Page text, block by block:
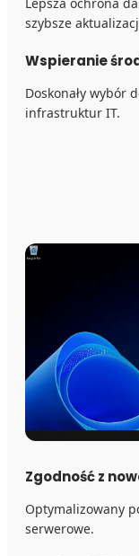
szybsze
Wspieranie
Doskonały wybór
infrastruktur IT.
Zgodność z
Optymalizowany
serwerowe.